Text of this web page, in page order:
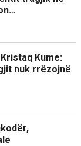
Kume:
nuk rrëzojnë